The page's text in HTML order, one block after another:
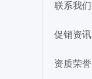
联系我们
促销资讯
资质荣誉